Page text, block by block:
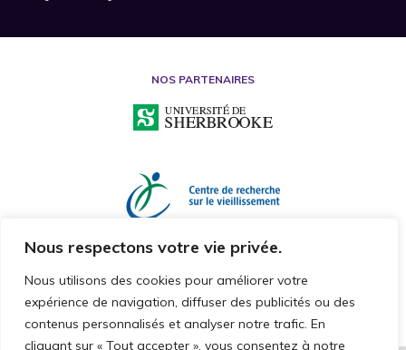
Nous respectons votre vie privée.
Nous utilisons des cookies pour améliorer votre
expérience de navigation, diffuser des publicités ou des
contenus personnalisés et analyser notre trafic. En
cliquant sur « Tout accepter », vous consentez à notre
NOS PARTENAIRES